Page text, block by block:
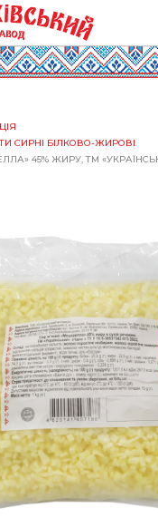
СИРНІ БІЛКОВО-ЖИРОВІ
45% ЖИРУ, ТМ